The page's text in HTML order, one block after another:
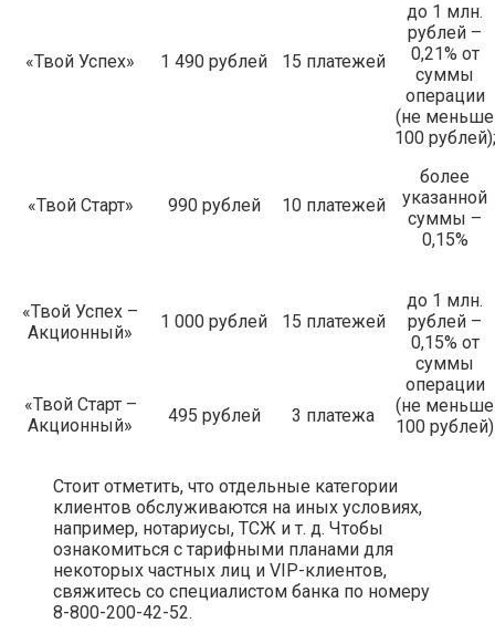
«Твой Успех» 1 490 рублей 15 платежей
до 1 млн.
рублей –
0,21% от
суммы
операции
(не меньше
100 рублей);
более
указанной
суммы –
0,15%
«Твой Старт» 990 рублей 10 платежей
«Твой Успех –
Акционный»
1 000 рублей 15 платежей
до 1 млн.
рублей –
0,15% от
суммы
операции
(не меньше
100 рублей)
«Твой Старт –
Акционный»
495 рублей 3 платежа
Стоит отметить, что отдельные категории
клиентов обслуживаются на иных условиях,
например, нотариусы, ТСЖ и т. д. Чтобы
ознакомиться с тарифными планами для
некоторых частных лиц и VIP-клиентов,
свяжитесь со специалистом банка по номеру
8-800-200-42-52.